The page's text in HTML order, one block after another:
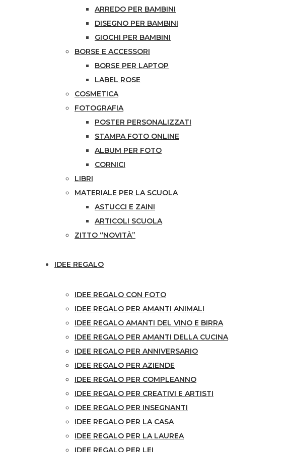
ARREDO PER BAMBINI
DISEGNO PER BAMBINI
GIOCHI PER BAMBINI
BORSE E ACCESSORI
BORSE PER LAPTOP
LABEL ROSE
COSMETICA
FOTOGRAFIA
POSTER PERSONALIZZATI
STAMPA FOTO ONLINE
ALBUM PER FOTO
CORNICI
LIBRI
MATERIALE PER LA SCUOLA
ASTUCCI E ZAINI
ARTICOLI SCUOLA
ZITTO “NOVITÀ”
IDEE REGALO
IDEE REGALO CON FOTO
IDEE REGALO PER AMANTI ANIMALI
IDEE REGALO AMANTI DEL VINO E BIRRA
IDEE REGALO PER AMANTI DELLA CUCINA
IDEE REGALO PER ANNIVERSARIO
IDEE REGALO PER AZIENDE
IDEE REGALO PER COMPLEANNO
IDEE REGALO PER CREATIVI E ARTISTI
IDEE REGALO PER INSEGNANTI
IDEE REGALO PER LA CASA
IDEE REGALO PER LA LAUREA
IDEE REGALO PER LEI